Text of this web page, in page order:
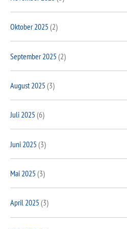
Oktober 2025 (2)
September 2025 (2)
August 2025 (3)
Juli 2025 (6)
Juni 2025 (3)
Mai 2025 (3)
April 2025 (3)